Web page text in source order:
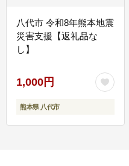
八代市 令和8年熊本地震
災害支援【返礼品な
し】
1,000円
熊本県 八代市